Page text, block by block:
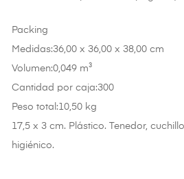
Packing
Medidas:36,00 x 36,00 x 38,00 cm
Volumen:0,049 m³
Cantidad por caja:300
Peso total:10,50 kg
17,5 x 3 cm. Plástico. Tenedor,
higiénico.